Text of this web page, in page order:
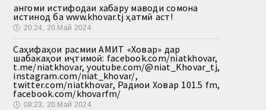
Ҳангоми истифодаи хабару маводи сомона
истинод ба www.khovar.tj ҳатмӣ аст!
🕔 20:24, 20.Май 2024
Саҳифаҳои расмии АМИТ «Ховар» дар
шабакаҳои иҷтимоӣ: facebook.com/niatkhovar,
t.me/niatkhovar, youtube.com/@niat_Khovar_tj,
instagram.com/niat_khovar/,
twitter.com/niatkhovar, Радиои Ховар 101.5 fm,
facebook.com/khovarfm/
🕔 08:23, 20.Май 2024